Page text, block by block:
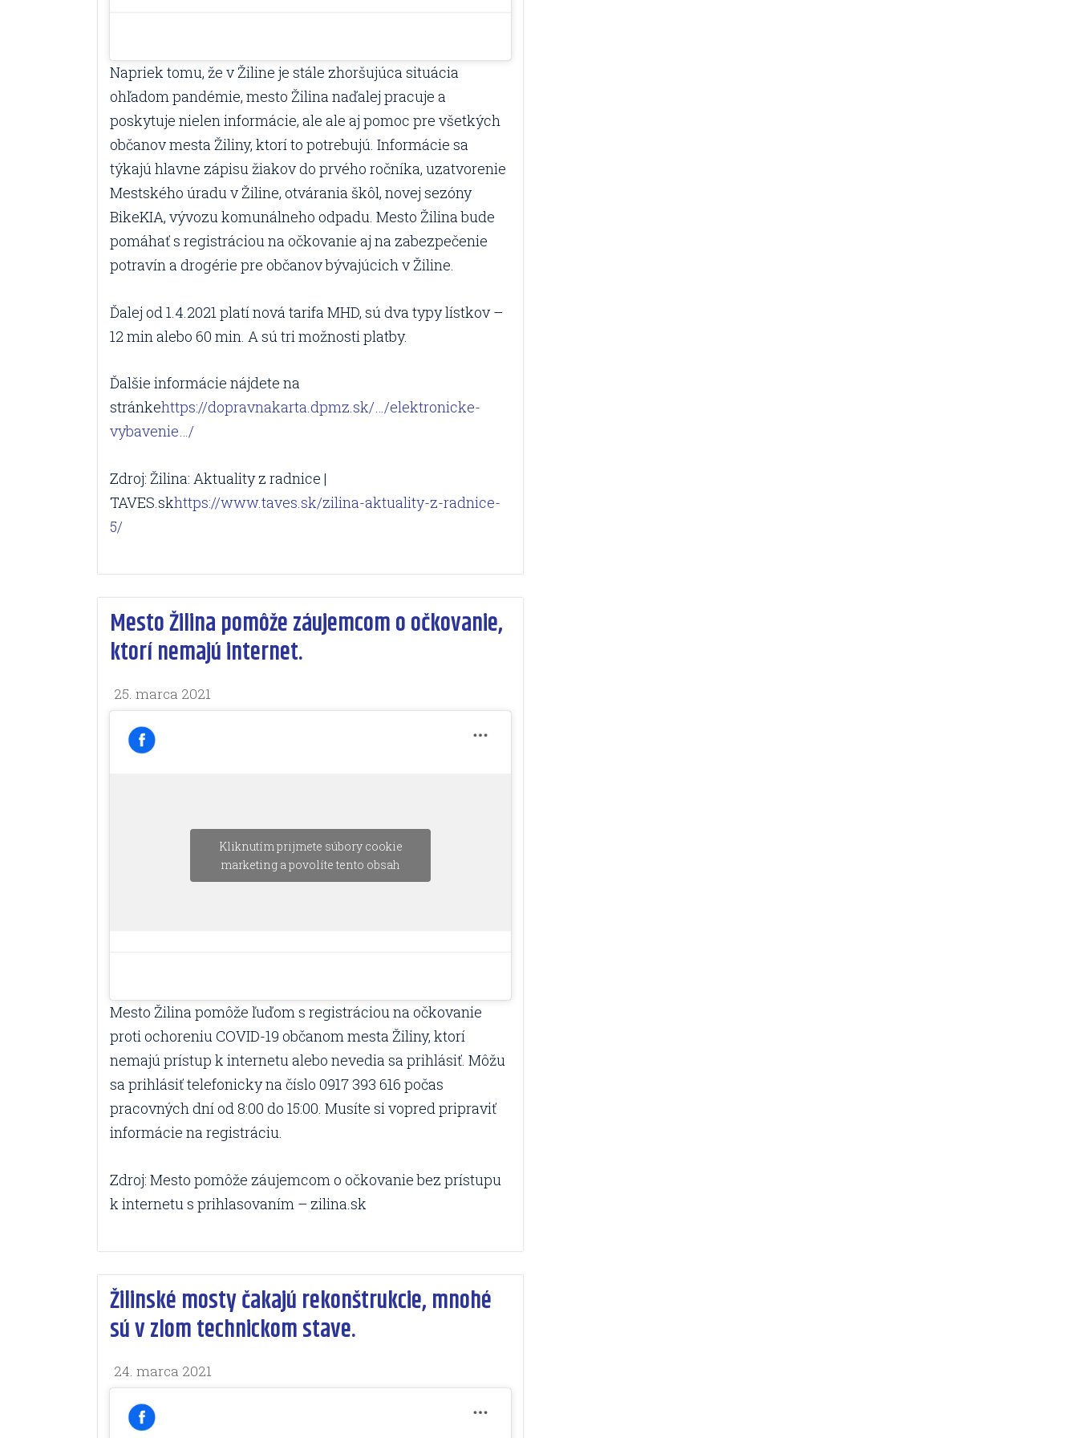
Napriek tomu, že v Žiline je stále zhoršujúca situácia
ohľadom pandémie, mesto Žilina naďalej pracuje a
poskytuje nielen informácie, ale ale aj pomoc pre všetkých
občanov mesta Žiliny, ktorí to potrebujú. Informácie sa
týkajú hlavne zápisu žiakov do prvého ročníka, uzatvorenie
Mestského úradu v Žiline, otvárania škôl, novej sezóny
BikeKIA, vývozu komunálneho odpadu. Mesto Žilina bude
pomáhať s registráciou na očkovanie aj na zabezpečenie
potravín a drogérie pre občanov bývajúcich v Žiline.
Ďalej od 1.4.2021 platí nová tarifa MHD, sú dva typy lístkov –
12 min alebo 60 min. A sú tri možnosti platby.
Ďalšie informácie nájdete na
stránkehttps://dopravnakarta.dpmz.sk/…/elektronicke-
vybavenie…/
Zdroj: Žilina: Aktuality z radnice |
TAVES.skhttps://www.taves.sk/zilina-aktuality-z-radnice-
5/
Mesto Žilina pomôže záujemcom o očkovanie,
ktorí nemajú internet.
25. marca 2021
Kliknutím prijmete súbory cookie
marketing a povolíte tento obsah
Mesto Žilina pomôže ľuďom s registráciou na očkovanie
proti ochoreniu COVID-19 občanom mesta Žiliny, ktorí
nemajú prístup k internetu alebo nevedia sa prihlásiť. Môžu
sa prihlásiť telefonicky na číslo 0917 393 616 počas
pracovných dní od 8:00 do 15:00. Musíte si vopred pripraviť
informácie na registráciu.
Zdroj: Mesto pomôže záujemcom o očkovanie bez prístupu
k internetu s prihlasovaním – zilina.sk
Žilinské mosty čakajú rekonštrukcie, mnohé
sú v zlom technickom stave.
24. marca 2021